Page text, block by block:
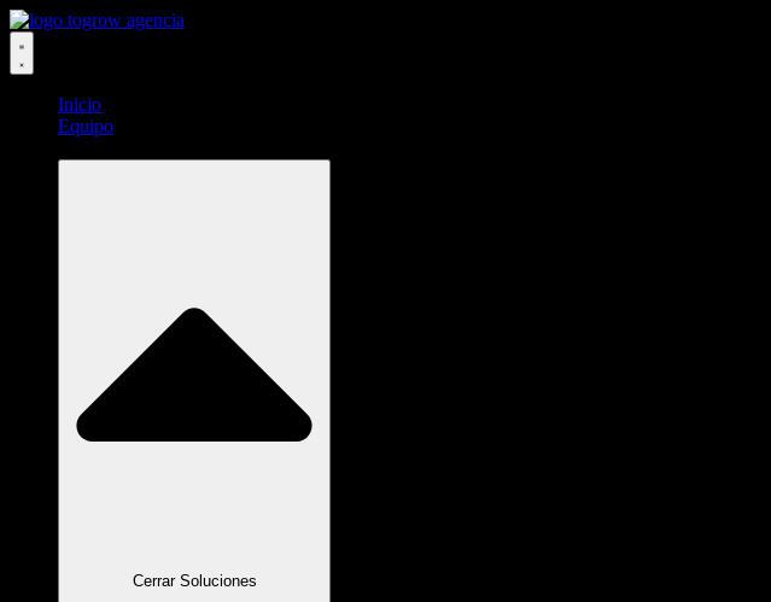
Ir
al
contenido
Inicio
Equipo
Cerrar Soluciones